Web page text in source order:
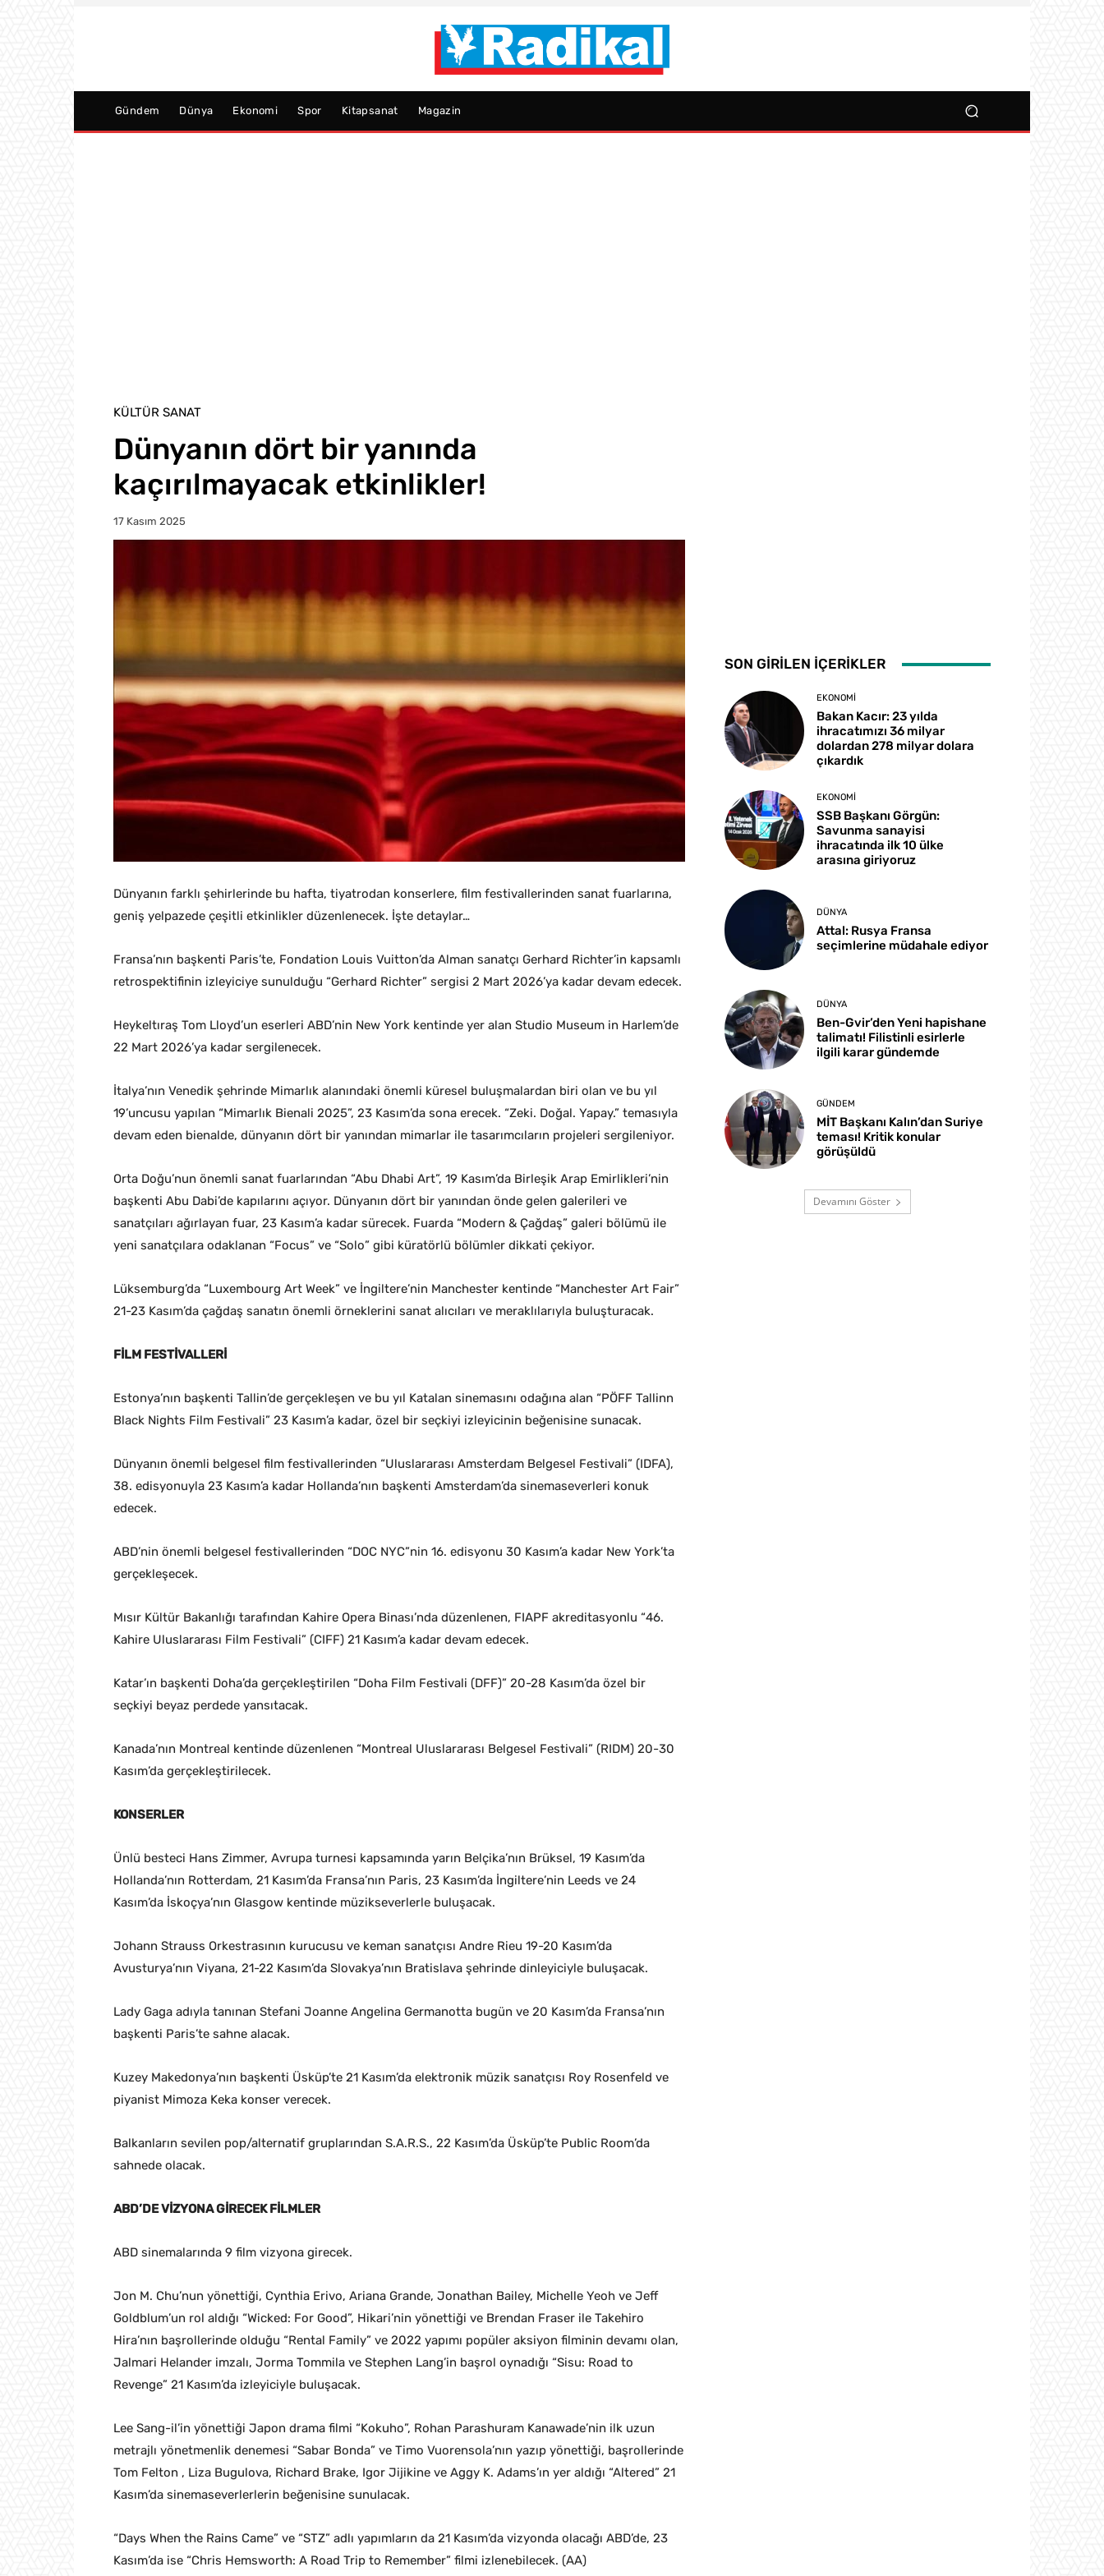
Gündem Dünya Ekonomi Spor Kitapsanat Magazin
KÜLTÜR SANAT
Dünyanın dört bir yanında
kaçırılmayacak etkinlikler!
17 Kasım 2025
Dünyanın farklı şehirlerinde bu hafta, tiyatrodan konserlere, film festivallerinden sanat fuarlarına,
geniş yelpazede çeşitli etkinlikler düzenlenecek. İşte detaylar…
Fransa’nın başkenti Paris’te, Fondation Louis Vuitton’da Alman sanatçı Gerhard Richter’in kapsamlı
retrospektifinin izleyiciye sunulduğu “Gerhard Richter” sergisi 2 Mart 2026’ya kadar devam edecek.
Heykeltıraş Tom Lloyd’un eserleri ABD’nin New York kentinde yer alan Studio Museum in Harlem’de
22 Mart 2026’ya kadar sergilenecek.
İtalya’nın Venedik şehrinde Mimarlık alanındaki önemli küresel buluşmalardan biri olan ve bu yıl
19’uncusu yapılan “Mimarlık Bienali 2025”, 23 Kasım’da sona erecek. “Zeki. Doğal. Yapay.” temasıyla
devam eden bienalde, dünyanın dört bir yanından mimarlar ile tasarımcıların projeleri sergileniyor.
Orta Doğu’nun önemli sanat fuarlarından “Abu Dhabi Art”, 19 Kasım’da Birleşik Arap Emirlikleri’nin
başkenti Abu Dabi’de kapılarını açıyor. Dünyanın dört bir yanından önde gelen galerileri ve
sanatçıları ağırlayan fuar, 23 Kasım’a kadar sürecek. Fuarda “Modern & Çağdaş” galeri bölümü ile
yeni sanatçılara odaklanan “Focus” ve “Solo” gibi küratörlü bölümler dikkati çekiyor.
Lüksemburg’da “Luxembourg Art Week” ve İngiltere’nin Manchester kentinde “Manchester Art Fair”
21-23 Kasım’da çağdaş sanatın önemli örneklerini sanat alıcıları ve meraklılarıyla buluşturacak.
FİLM FESTİVALLERİ
Estonya’nın başkenti Tallin’de gerçekleşen ve bu yıl Katalan sinemasını odağına alan “PÖFF Tallinn
Black Nights Film Festivali” 23 Kasım’a kadar, özel bir seçkiyi izleyicinin beğenisine sunacak.
Dünyanın önemli belgesel film festivallerinden “Uluslararası Amsterdam Belgesel Festivali” (IDFA),
38. edisyonuyla 23 Kasım’a kadar Hollanda’nın başkenti Amsterdam’da sinemaseverleri konuk
edecek.
ABD’nin önemli belgesel festivallerinden “DOC NYC”nin 16. edisyonu 30 Kasım’a kadar New York’ta
gerçekleşecek.
Mısır Kültür Bakanlığı tarafından Kahire Opera Binası’nda düzenlenen, FIAPF akreditasyonlu “46.
Kahire Uluslararası Film Festivali” (CIFF) 21 Kasım’a kadar devam edecek.
Katar’ın başkenti Doha’da gerçekleştirilen “Doha Film Festivali (DFF)” 20-28 Kasım’da özel bir
seçkiyi beyaz perdede yansıtacak.
Kanada’nın Montreal kentinde düzenlenen “Montreal Uluslararası Belgesel Festivali” (RIDM) 20-30
Kasım’da gerçekleştirilecek.
KONSERLER
Ünlü besteci Hans Zimmer, Avrupa turnesi kapsamında yarın Belçika’nın Brüksel, 19 Kasım’da
Hollanda’nın Rotterdam, 21 Kasım’da Fransa’nın Paris, 23 Kasım’da İngiltere’nin Leeds ve 24
Kasım’da İskoçya’nın Glasgow kentinde müzikseverlerle buluşacak.
Johann Strauss Orkestrasının kurucusu ve keman sanatçısı Andre Rieu 19-20 Kasım’da
Avusturya’nın Viyana, 21-22 Kasım’da Slovakya’nın Bratislava şehrinde dinleyiciyle buluşacak.
Lady Gaga adıyla tanınan Stefani Joanne Angelina Germanotta bugün ve 20 Kasım’da Fransa’nın
başkenti Paris’te sahne alacak.
Kuzey Makedonya’nın başkenti Üsküp’te 21 Kasım’da elektronik müzik sanatçısı Roy Rosenfeld ve
piyanist Mimoza Keka konser verecek.
Balkanların sevilen pop/alternatif gruplarından S.A.R.S., 22 Kasım’da Üsküp’te Public Room’da
sahnede olacak.
ABD’DE VİZYONA GİRECEK FİLMLER
ABD sinemalarında 9 film vizyona girecek.
Jon M. Chu’nun yönettiği, Cynthia Erivo, Ariana Grande, Jonathan Bailey, Michelle Yeoh ve Jeff
Goldblum’un rol aldığı “Wicked: For Good”, Hikari’nin yönettiği ve Brendan Fraser ile Takehiro
Hira’nın başrollerinde olduğu “Rental Family” ve 2022 yapımı popüler aksiyon filminin devamı olan,
Jalmari Helander imzalı, Jorma Tommila ve Stephen Lang’in başrol oynadığı “Sisu: Road to
Revenge” 21 Kasım’da izleyiciyle buluşacak.
Lee Sang-il’in yönettiği Japon drama filmi “Kokuho”, Rohan Parashuram Kanawade’nin ilk uzun
metrajlı yönetmenlik denemesi “Sabar Bonda” ve Timo Vuorensola’nın yazıp yönettiği, başrollerinde
Tom Felton , Liza Bugulova, Richard Brake, Igor Jijikine ve Aggy K. Adams’ın yer aldığı “Altered” 21
Kasım’da sinemaseverlerlerin beğenisine sunulacak.
“Days When the Rains Came” ve “STZ” adlı yapımların da 21 Kasım’da vizyonda olacağı ABD’de, 23
Kasım’da ise “Chris Hemsworth: A Road Trip to Remember” filmi izlenebilecek. (AA)
SON GİRİLEN İÇERİKLER
EKONOMI
Bakan Kacır: 23 yılda
ihracatımızı 36 milyar
dolardan 278 milyar dolara
çıkardık
EKONOMI
SSB Başkanı Görgün:
Savunma sanayisi
ihracatında ilk 10 ülke
arasına giriyoruz
DÜNYA
Attal: Rusya Fransa
seçimlerine müdahale ediyor
DÜNYA
Ben-Gvir’den Yeni hapishane
talimatı! Filistinli esirlerle
ilgili karar gündemde
GÜNDEM
MİT Başkanı Kalın’dan Suriye
teması! Kritik konular
görüşüldü
Devamını Göster